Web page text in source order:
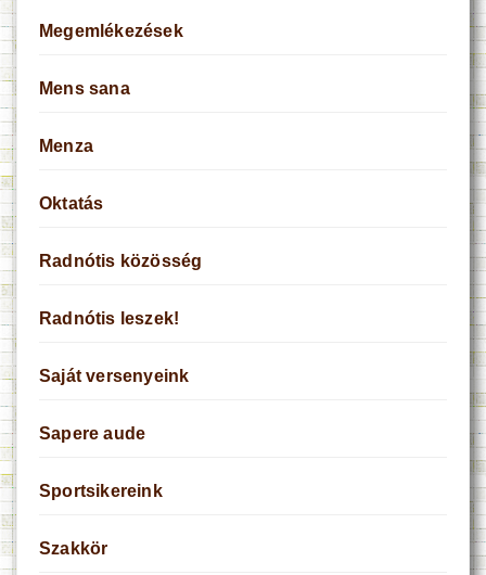
Megemlékezések
Mens sana
Menza
Oktatás
Radnótis közösség
Radnótis leszek!
Saját versenyeink
Sapere aude
Sportsikereink
Szakkör